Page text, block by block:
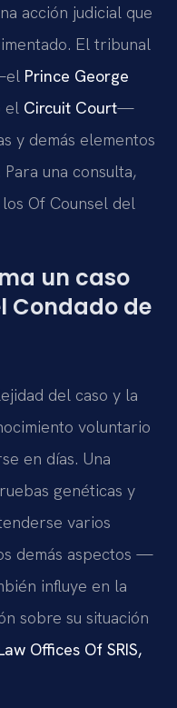
acción judicial que
El tribunal
Prince George
el Circuit Court—
y demás elementos
una consulta,
Of Counsel del
un caso
Condado de
del caso y la
voluntario
en días. Una
genéticas y
varios
demás aspectos —
influye en la
sobre su situación
Offices Of SRIS,